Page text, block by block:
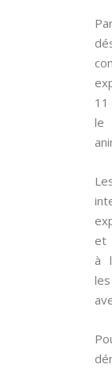
le
et
à